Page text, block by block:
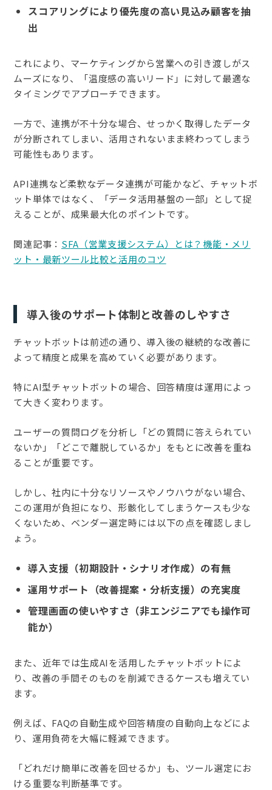
スコアリングにより優先度の高い見込み顧客を抽
出
これにより、マーケティングから営業への引き渡しがス
ムーズになり、「温度感の高いリード」に対して最適な
タイミングでアプローチできます。
一方で、連携が不十分な場合、せっかく取得したデータ
が分断されてしまい、活用されないまま終わってしまう
可能性もあります。
API連携など柔軟なデータ連携が可能かなど、チャットボ
ット単体ではなく、「データ活用基盤の一部」として捉
えることが、成果最大化のポイントです。
関連記事： SFA（営業支援システム）とは？機能・メリ
ット・最新ツール比較と活用のコツ
導入後のサポート体制と改善のしやすさ
チャットボットは前述の通り、導入後の継続的な改善に
よって精度と成果を高めていく必要があります。
特にAI型チャットボットの場合、回答精度は運用によっ
て大きく変わります。
ユーザーの質問ログを分析し「どの質問に答えられてい
ないか」「どこで離脱しているか」をもとに改善を重ね
ることが重要です。
しかし、社内に十分なリソースやノウハウがない場合、
この運用が負担になり、形骸化してしまうケースも少な
くないため、ベンダー選定時には以下の点を確認しまし
ょう。
導入支援（初期設計・シナリオ作成）の有無
運用サポート（改善提案・分析支援）の充実度
管理画面の使いやすさ（非エンジニアでも操作可
能か）
また、近年では生成AIを活用したチャットボットによ
り、改善の手間そのものを削減できるケースも増えてい
ます。
例えば、FAQの自動生成や回答精度の自動向上などによ
り、運用負荷を大幅に軽減できます。
「どれだけ簡単に改善を回せるか」も、ツール選定にお
ける重要な判断基準です。